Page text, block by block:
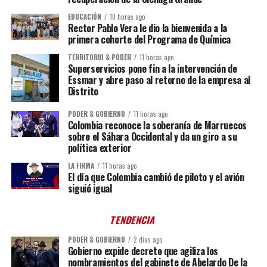
EDUCACIÓN 10 horas ago
Rector Pablo Vera le dio la bienvenida a la
primera cohorte del Programa de Química
TERRITORIO & PODER 11 horas ago
Superservicios pone fin a la intervención de
Essmar y abre paso al retorno de la empresa al
Distrito
PODER & GOBIERNO 11 horas ago
Colombia reconoce la soberanía de Marruecos
sobre el Sáhara Occidental y da un giro a su
política exterior
LA FIRMA 11 horas ago
El día que Colombia cambió de piloto y el avión
siguió igual
TENDENCIA
PODER & GOBIERNO 2 días ago
Gobierno expide decreto que agiliza los
nombramientos del gabinete de Abelardo De la